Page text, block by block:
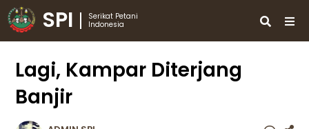
SPI
Serikat Petani
Indonesia
Lagi, Kampar Diterjang
Banjir